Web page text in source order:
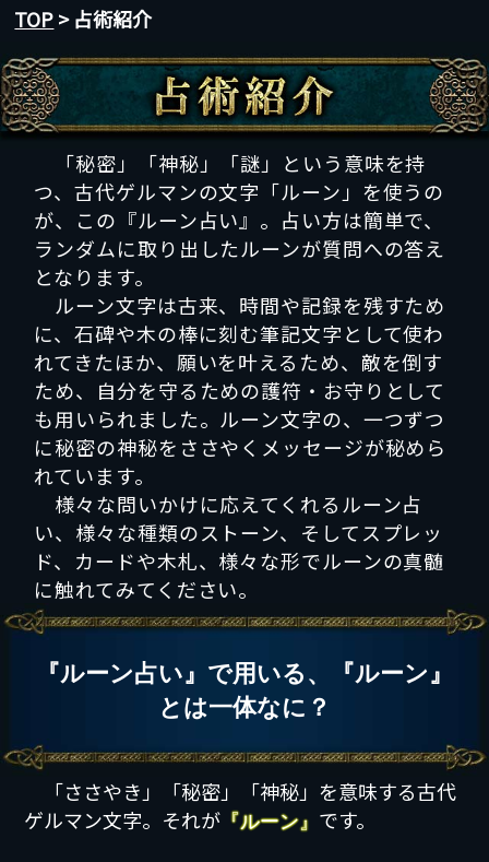
TOP> 占術紹介
「秘密」「神秘」「謎」という意味を持
つ、古代ゲルマンの文字「ルーン」を使うの
が、この『ルーン占い』。占い方は簡単で、
ランダムに取り出したルーンが質問への答え
となります。
ルーン文字は古来、時間や記録を残すため
に、石碑や木の棒に刻む筆記文字として使わ
れてきたほか、願いを叶えるため、敵を倒す
ため、自分を守るための護符・お守りとして
も用いられました。ルーン文字の、一つずつ
に秘密の神秘をささやくメッセージが秘めら
れています。
様々な問いかけに応えてくれるルーン占
い、様々な種類のストーン、そしてスプレッ
ド、カードや木札、様々な形でルーンの真髄
に触れてみてください。
『ルーン占い』で用いる、『ルーン』
とは一体なに？
「ささやき」「秘密」「神秘」を意味する古代
ゲルマン文字。それが 『ルーン』 です。